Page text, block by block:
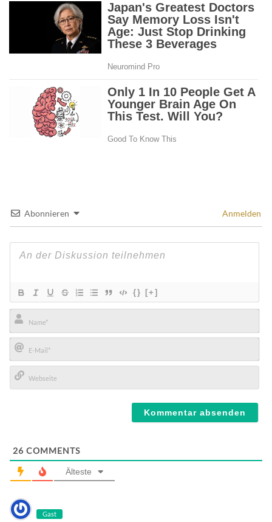
Abonnieren Anmelden
{} [+]
Name*
E-
Mail*
26 COMMENTS
Älteste
Gast